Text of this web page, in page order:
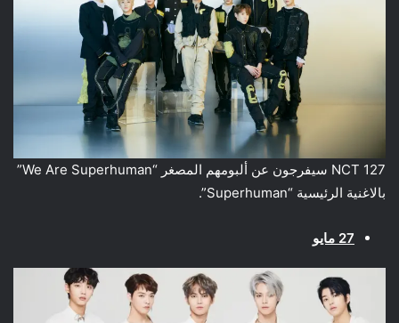
NCT 127 سيفرجون عن ألبومهم المصغر “We Are Superhuman”
بالاغنية الرئيسية “Superhuman”.
27 مايو